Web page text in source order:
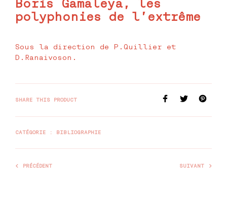
Boris Gamaleya, les
polyphonies de l’extrême
Sous la direction de P.Quillier et
D.Ranaivoson.
SHARE THIS PRODUCT
CATÉGORIE : BIBLIOGRAPHIE
PRÉCÉDENT SUIVANT